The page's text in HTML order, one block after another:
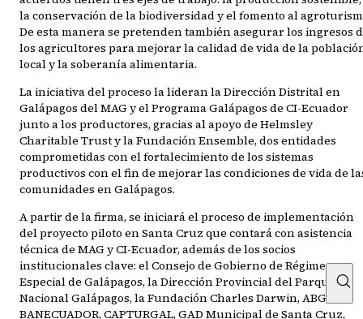
la conservación de la biodiversidad y el fomento al
De esta manera se pretenden también asegurar los ingresos
los agricultores para mejorar la calidad de vida de la
local y la soberanía alimentaria.
La iniciativa del proceso la lideran la Dirección Distrital en
Galápagos del MAG y el Programa Galápagos de CI-Ecuador
junto a los productores, gracias al apoyo de Helmsley
Charitable Trust y la Fundación Ensemble, dos entidades
comprometidas con el fortalecimiento de los sistemas
productivos con el fin de mejorar las condiciones de vida de
comunidades en Galápagos.
A partir de la firma, se iniciará el proceso de implementación
del proyecto piloto en Santa Cruz que contará con asistencia
técnica de MAG y CI-Ecuador, además de los socios
institucionales clave: el Consejo de Gobierno de Régimen
Especial de Galápagos, la Dirección Provincial del Parque
Nacional Galápagos, la Fundación Charles Darwin, ABG,
BANECUADOR, CAPTURGAL, GAD Municipal de Santa Cruz,